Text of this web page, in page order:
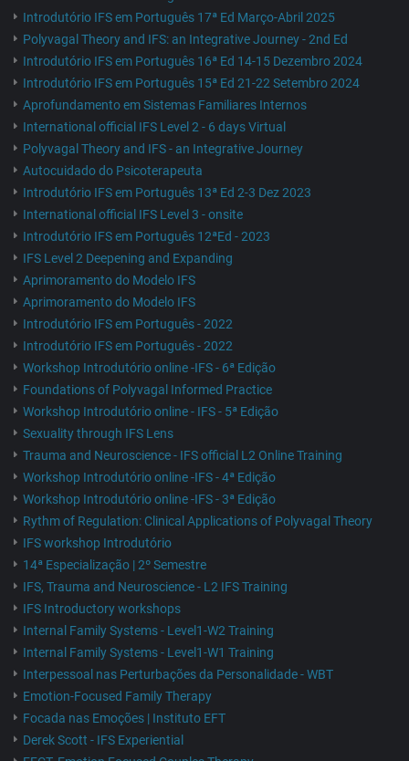
Introdutório IFS em Português 17ª Ed Março-Abril 2025
Polyvagal Theory and IFS: an Integrative Journey - 2nd Ed
Introdutório IFS em Português 16ª Ed 14-15 Dezembro 2024
Introdutório IFS em Português 15ª Ed 21-22 Setembro 2024
Aprofundamento em Sistemas Familiares Internos
International official IFS Level 2 - 6 days Virtual
Polyvagal Theory and IFS - an Integrative Journey
Autocuidado do Psicoterapeuta
Introdutório IFS em Português 13ª Ed 2-3 Dez 2023
International official IFS Level 3 - onsite
Introdutório IFS em Português 12ªEd - 2023
IFS Level 2 Deepening and Expanding
Aprimoramento do Modelo IFS
Aprimoramento do Modelo IFS
Introdutório IFS em Português - 2022
Introdutório IFS em Português - 2022
Workshop Introdutório online -IFS - 6ª Edição
Foundations of Polyvagal Informed Practice
Workshop Introdutório online - IFS - 5ª Edição
Sexuality through IFS Lens
Trauma and Neuroscience - IFS official L2 Online Training
Workshop Introdutório online -IFS - 4ª Edição
Workshop Introdutório online -IFS - 3ª Edição
Rythm of Regulation: Clinical Applications of Polyvagal Theory
IFS workshop Introdutório
14ª Especialização | 2º Semestre
IFS, Trauma and Neuroscience - L2 IFS Training
IFS Introductory workshops
Internal Family Systems - Level1-W2 Training
Internal Family Systems - Level1-W1 Training
Interpessoal nas Perturbações da Personalidade - WBT
Emotion-Focused Family Therapy
Focada nas Emoções | Instituto EFT
Derek Scott - IFS Experiential